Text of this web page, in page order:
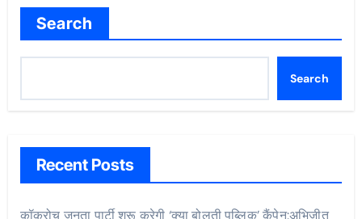
Search
Search
Recent Posts
कॉकरोच जनता पार्टी शुरू करेगी ‘क्या बोलती पब्लिक’ कैंपेन:अभिजीत